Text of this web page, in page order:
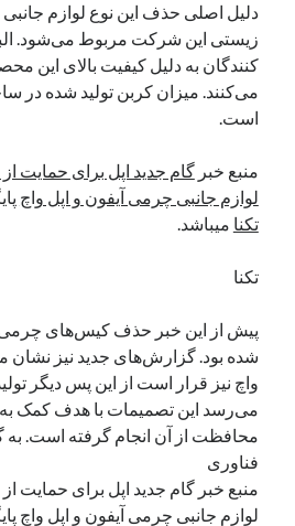
دسامبر 2024
نوامبر 2024
سپتامبر 2024
ژوئن 2024
می 2024
آوریل 2024
دسامبر 2023
اکتبر 2023
سپتامبر 2023
جولای 2023
دسامبر 2022
دلیل اصلی حذف این نوع لوازم
زیستی این شرکت مربوط می‌شود.
کنندگان به دلیل کیفیت بالای این
می‌کنند. میزان کربن تولید شده در
است.
منبع خبرگام جدید اپل برای
لوازم جانبی چرمی آیفون و اپل واچ
تکنا میباشد.
تکنا
شده بود. گزارش‌های جدید نیز نشان
واچ نیز قرار است از این پس دیگر
می‌رسد این تصمیمات با هدف کمک
محافظت از آن انجام گرفته است.
فناوری
منبع خبر گام جدید اپل برای
لوازم جانبی چرمی آیفون و اپل واچ